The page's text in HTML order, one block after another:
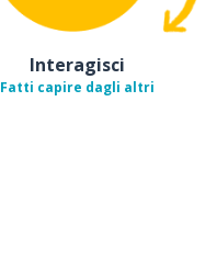
Interagisci
Fatti capire dagli altri